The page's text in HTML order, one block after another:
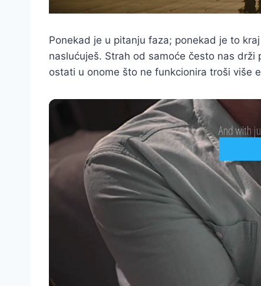
Ponekad je u pitanju faza; ponekad je to
naslućuješ. Strah od samoće često nas
ostati u onome što ne funkcionira troši više